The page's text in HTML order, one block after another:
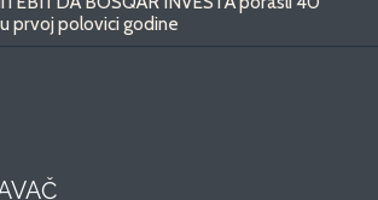
prvoj polovici godine